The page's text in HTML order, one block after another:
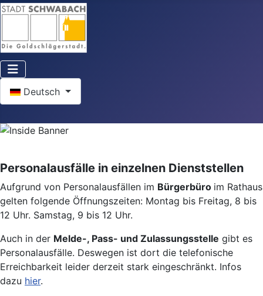
Deutsch
Personalausfälle in einzelnen Dienststellen
Aufgrund von Personalausfällen im Bürgerbüro im Rathaus
gelten folgende Öffnungszeiten: Montag bis Freitag, 8 bis
12 Uhr. Samstag, 9 bis 12 Uhr.
Auch in der Melde-, Pass- und Zulassungsstelle gibt es
Personalausfälle. Deswegen ist dort die telefonische
Erreichbarkeit leider derzeit stark eingeschränkt. Infos
dazu hier.